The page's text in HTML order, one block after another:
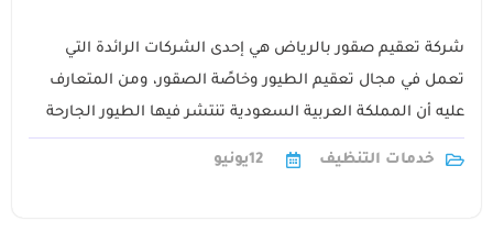
شركة تعقيم صقور بالرياض هي إحدى الشركات الرائدة التي
تعمل في مجال تعقيم الطيور وخاصًة الصقور، ومن المتعارف
عليه أن المملكة العربية السعودية تنتشر فيها الطيور الجارحة
بشكل كبير نظرًا1
خدمات التنظيف
12يونيو